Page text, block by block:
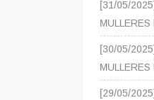
[31/05/
[30/05/
[29/05/